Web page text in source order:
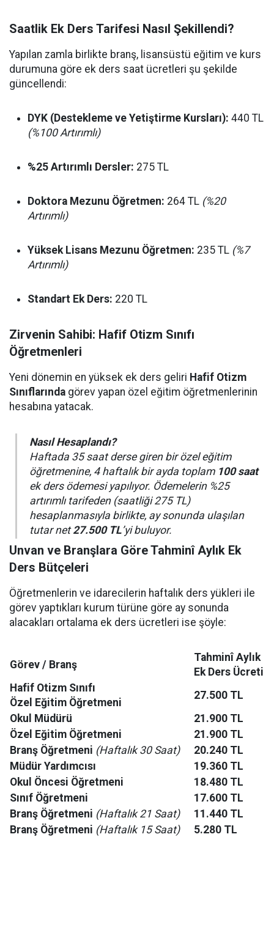
Saatlik Ek Ders Tarifesi Nasıl Şekillendi?
Yapılan zamla birlikte branş, lisansüstü eğitim ve kurs
durumuna göre ek ders saat ücretleri şu şekilde
güncellendi:
DYK (Destekleme ve Yetiştirme Kursları): 440 TL
(%100 Artırımlı)
%25 Artırımlı Dersler: 275 TL
Doktora Mezunu Öğretmen: 264 TL (%20
Artırımlı)
Yüksek Lisans Mezunu Öğretmen: 235 TL (%7
Artırımlı)
Standart Ek Ders: 220 TL
Zirvenin Sahibi: Hafif Otizm Sınıfı
Öğretmenleri
Yeni dönemin en yüksek ek ders geliri Hafif Otizm
Sınıflarında görev yapan özel eğitim öğretmenlerinin
hesabına yatacak.
Nasıl Hesaplandı?
Haftada 35 saat derse giren bir özel eğitim
öğretmenine, 4 haftalık bir ayda toplam 100 saat
ek ders ödemesi yapılıyor. Ödemelerin %25
artırımlı tarifeden (saatliği 275 TL)
hesaplanmasıyla birlikte, ay sonunda ulaşılan
tutar net27.500 TL’yi buluyor.
Unvan ve Branşlara Göre Tahminî Aylık Ek
Ders Bütçeleri
Öğretmenlerin ve idarecilerin haftalık ders yükleri ile
görev yaptıkları kurum türüne göre ay sonunda
alacakları ortalama ek ders ücretleri ise şöyle:
Görev / Branş
Tahminî Aylık
Ek Ders Ücreti
Hafif Otizm Sınıfı
Özel Eğitim Öğretmeni
27.500 TL
Okul Müdürü
21.900 TL
Özel Eğitim Öğretmeni
21.900 TL
Branş Öğretmeni (Haftalık 30 Saat)
20.240 TL
Müdür Yardımcısı
19.360 TL
Okul Öncesi Öğretmeni
18.480 TL
Sınıf Öğretmeni
17.600 TL
Branş Öğretmeni (Haftalık 21 Saat)
11.440 TL
Branş Öğretmeni (Haftalık 15 Saat) 5.280 TL